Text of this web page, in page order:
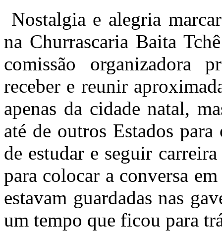
Nostalgia e alegria
na Churrascaria Baita
comissão organizadora
receber e reunir
apenas da cidade natal,
até de outros Estados
de estudar e seguir
para colocar a conversa
estavam guardadas nas
um tempo que ficou para